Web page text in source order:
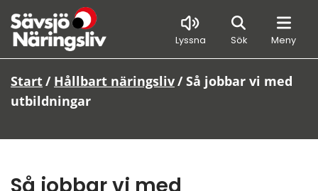
Lyssna Sök Meny
Sök
Start/ Hållbart näringsliv/Så jobbar vi med
utbildningar